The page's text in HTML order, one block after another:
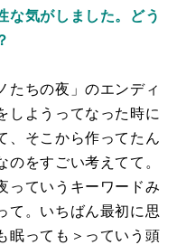
な気がしました。どう
たちの夜」のエンディ
しようってなった時に
、そこから作ってたん
をすごい考えてて。
っていうキーワードみ
て。いちばん最初に思
眠っても＞っていう頭